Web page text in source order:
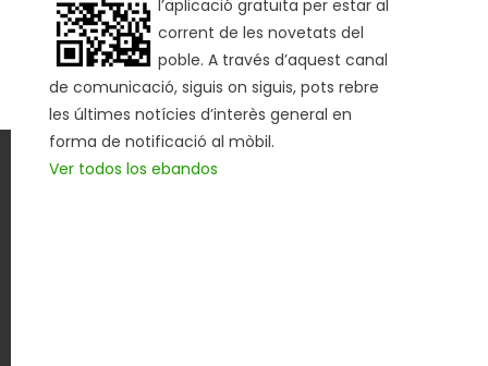
l’aplicació gratuïta per estar al
corrent de les novetats del
poble. A través d’aquest canal
de comunicació, siguis on siguis, pots rebre
les últimes notícies d’interès general en
forma de notificació al mòbil.
Ver todos los ebandos